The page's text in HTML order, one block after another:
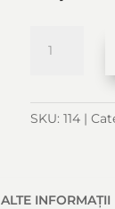
Cantitate
de
cu
SKU: 114
ALTE INFORMAȚII